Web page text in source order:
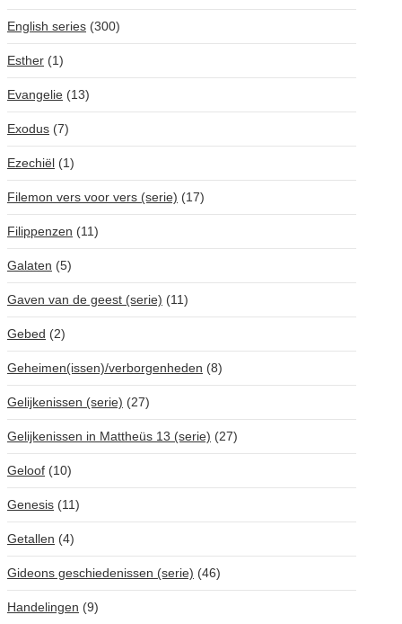
English series (300)
Esther (1)
Evangelie (13)
Exodus (7)
Ezechiël (1)
Filemon vers voor vers (serie) (17)
Filippenzen (11)
Galaten (5)
Gaven van de geest (serie) (11)
Gebed (2)
Geheimen(issen)/verborgenheden (8)
Gelijkenissen (serie) (27)
Gelijkenissen in Mattheüs 13 (serie) (27)
Geloof (10)
Genesis (11)
Getallen (4)
Gideons geschiedenissen (serie) (46)
Handelingen (9)